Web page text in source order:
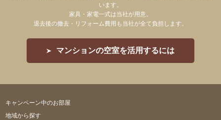
います。
家具・家電一式は当社が用意。
退去後の撤去・リフォーム費用も当社が全て負担します。
マンションの空室を活用するには
キャンペーン中のお部屋
地域から探す